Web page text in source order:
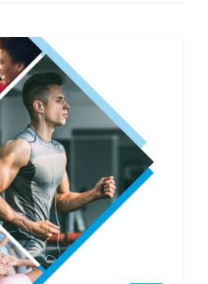
Ginástica 20-21